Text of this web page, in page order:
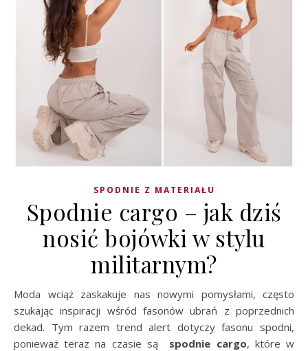
SPODNIE Z MATERIAŁU
Spodnie cargo – jak dziś
nosić bojówki w stylu
militarnym?
Moda wciąż zaskakuje nas nowymi pomysłami, często
szukając inspiracji wśród fasonów ubrań z poprzednich
dekad. Tym razem trend alert dotyczy fasonu spodni,
ponieważ teraz na czasie są spodnie cargo, które w